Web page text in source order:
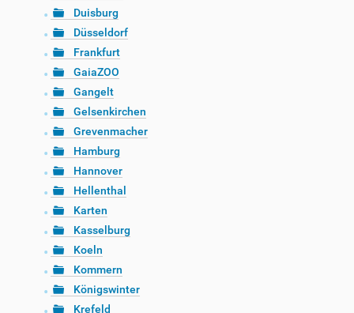
Duisburg
Düsseldorf
Frankfurt
GaiaZOO
Gangelt
Gelsenkirchen
Grevenmacher
Hamburg
Hannover
Hellenthal
Karten
Kasselburg
Koeln
Kommern
Königswinter
Krefeld